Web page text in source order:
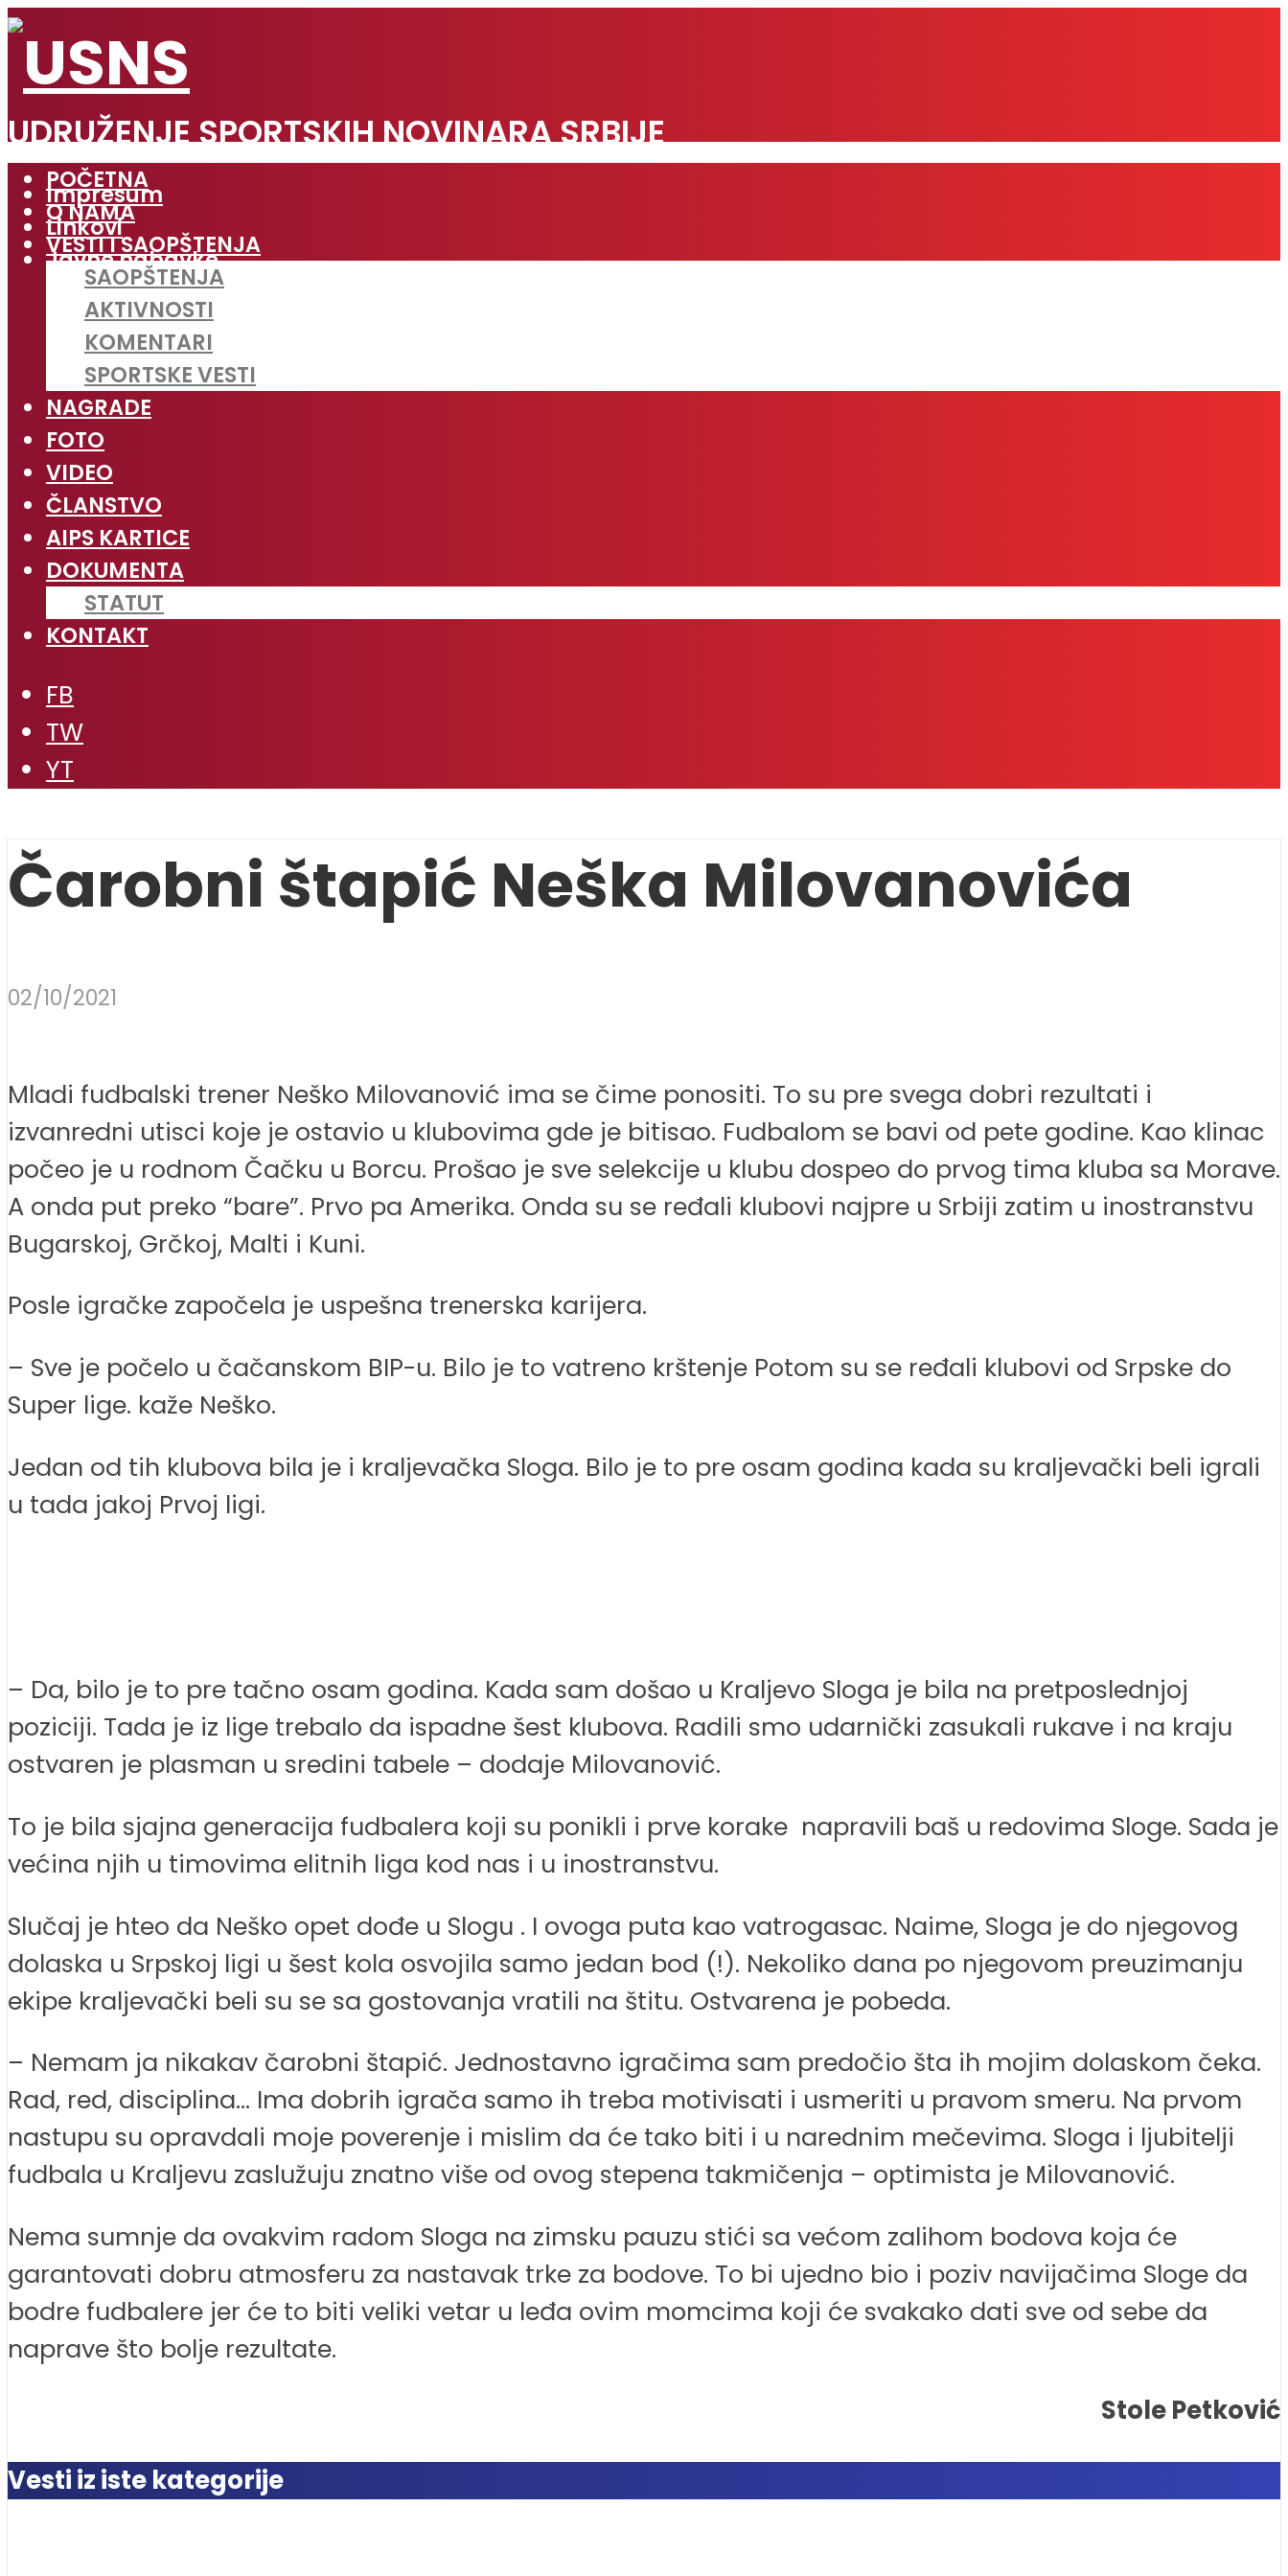
UDRUŽENJE SPORTSKIH NOVINARA SRBIJE
Impresum
Linkovi
Javne nabavke
POČETNA
O NAMA
VESTI I SAOPŠTENJA
SAOPŠTENJA
AKTIVNOSTI
KOMENTARI
SPORTSKE VESTI
NAGRADE
FOTO
VIDEO
ČLANSTVO
AIPS KARTICE
DOKUMENTA
STATUT
KONTAKT
FB
TW
YT
Čarobni štapić Neška Milovanovića
02/10/2021
Mladi fudbalski trener Neško Milovanović ima se čime ponositi. To su pre svega dobri rezultati i
izvanredni utisci koje je ostavio u klubovima gde je bitisao. Fudbalom se bavi od pete godine. Kao klinac
počeo je u rodnom Čačku u Borcu. Prošao je sve selekcije u klubu dospeo do prvog tima kluba sa Morave.
A onda put preko “bare”. Prvo pa Amerika. Onda su se ređali klubovi najpre u Srbiji zatim u inostranstvu
Bugarskoj, Grčkoj, Malti i Kuni.
Posle igračke započela je uspešna trenerska karijera.
– Sve je počelo u čačanskom BIP-u. Bilo je to vatreno krštenje Potom su se ređali klubovi od Srpske do
Super lige. kaže Neško.
Jedan od tih klubova bila je i kraljevačka Sloga. Bilo je to pre osam godina kada su kraljevački beli igrali
u tada jakoj Prvoj ligi.
– Da, bilo je to pre tačno osam godina. Kada sam došao u Kraljevo Sloga je bila na pretposlednjoj
poziciji. Tada je iz lige trebalo da ispadne šest klubova. Radili smo udarnički zasukali rukave i na kraju
ostvaren je plasman u sredini tabele – dodaje Milovanović.
To je bila sjajna generacija fudbalera koji su ponikli i prve korake napravili baš u redovima Sloge. Sada je
većina njih u timovima elitnih liga kod nas i u inostranstvu.
Slučaj je hteo da Neško opet dođe u Slogu . I ovoga puta kao vatrogasac. Naime, Sloga je do njegovog
dolaska u Srpskoj ligi u šest kola osvojila samo jedan bod (!). Nekoliko dana po njegovom preuzimanju
ekipe kraljevački beli su se sa gostovanja vratili na štitu. Ostvarena je pobeda.
– Nemam ja nikakav čarobni štapić. Jednostavno igračima sam predočio šta ih mojim dolaskom čeka.
Rad, red, disciplina… Ima dobrih igrača samo ih treba motivisati i usmeriti u pravom smeru. Na prvom
nastupu su opravdali moje poverenje i mislim da će tako biti i u narednim mečevima. Sloga i ljubitelji
fudbala u Kraljevu zaslužuju znatno više od ovog stepena takmičenja – optimista je Milovanović.
Nema sumnje da ovakvim radom Sloga na zimsku pauzu stići sa većom zalihom bodova koja će
garantovati dobru atmosferu za nastavak trke za bodove. To bi ujedno bio i poziv navijačima Sloge da
bodre fudbalere jer će to biti veliki vetar u leđa ovim momcima koji će svakako dati sve od sebe da
naprave što bolje rezultate.
Stole Petković
Vesti iz iste kategorije